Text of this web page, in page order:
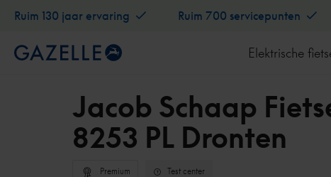
Ruim 130 jaar ervaring Ruim 700 servicepunten
Elektrische
Jacob Schaap
8253 PL Dronten
Premium Test center